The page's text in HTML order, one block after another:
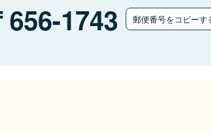
656-1743 郵便番号をコピーす